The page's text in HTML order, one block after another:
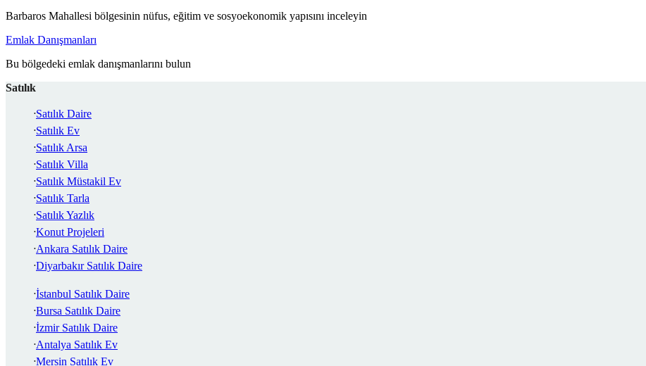
Barbaros Mahallesi bölgesinin nüfus, eğitim ve sosyoekonomik yapısını inceleyin
Emlak Danışmanları
Bu bölgedeki emlak danışmanlarını bulun
Satılık
Satılık Daire
Satılık Ev
Satılık Arsa
Satılık Villa
Satılık Müstakil Ev
Satılık Tarla
Satılık Yazlık
Konut Projeleri
Ankara Satılık Daire
Diyarbakır Satılık Daire
İstanbul Satılık Daire
Bursa Satılık Daire
İzmir Satılık Daire
Antalya Satılık Ev
Mersin Satılık Ev